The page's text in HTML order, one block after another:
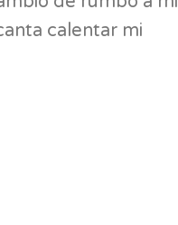
calentar mi